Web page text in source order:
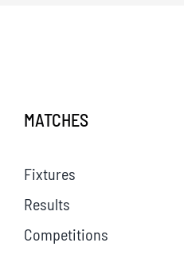
MATCHES
Fixtures
Results
Competitions